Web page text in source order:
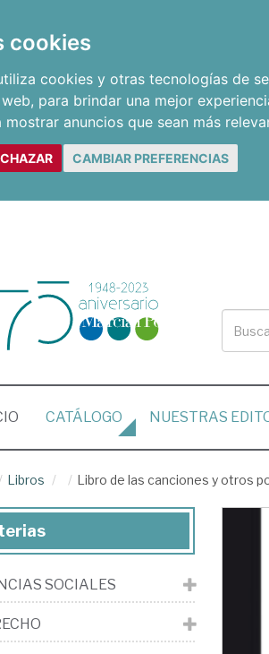
cookies
cookies y otras tecnologías de
, para brindar una mejor
mostrar anuncios que sean más
CAMBIAR PREFERENCIAS
(CURRENT)
CATÁLOGO NUESTRAS
Libros Libro de las canciones y otros
SOCIALES